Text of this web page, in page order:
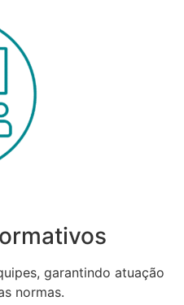
garantindo atuação
normas.